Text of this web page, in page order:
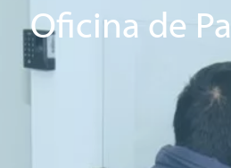
Oficina de